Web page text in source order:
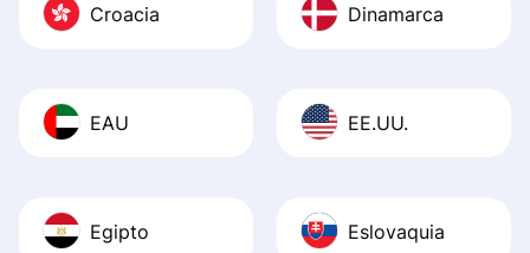
Croacia Dinamarca
EAU EE.UU.
Egipto Eslovaquia